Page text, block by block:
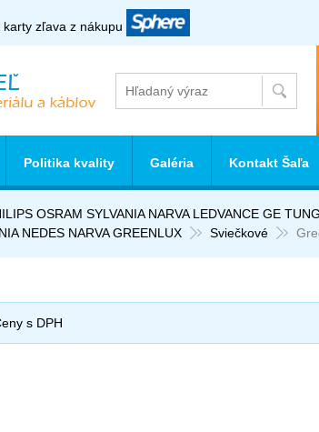
zľava z nákupu
OSRAM SYLVANIA NARVA LEDVANCE GE
NEDES NARVA GREENLUX
Sviečkové
s DPH
Politika kvality Galéria Kontakt Šaľa